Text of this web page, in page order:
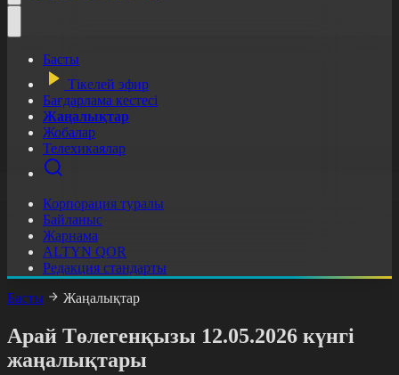
Басты
Тікелей эфир
Бағдарлама кестесі
Жаңалықтар
Жобалар
Телехикаялар
Корпорация туралы
Байланыс
Жарнама
ALTYN QOR
Редакция стандарты
Басты
Жаңалықтар
Арай Төлегенқызы 12.05.2026 күнгі
жаңалықтары